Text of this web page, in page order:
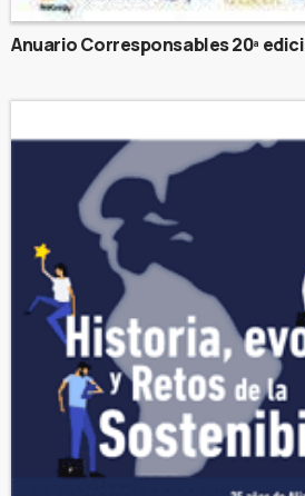
Anuario Corresponsables 20ª